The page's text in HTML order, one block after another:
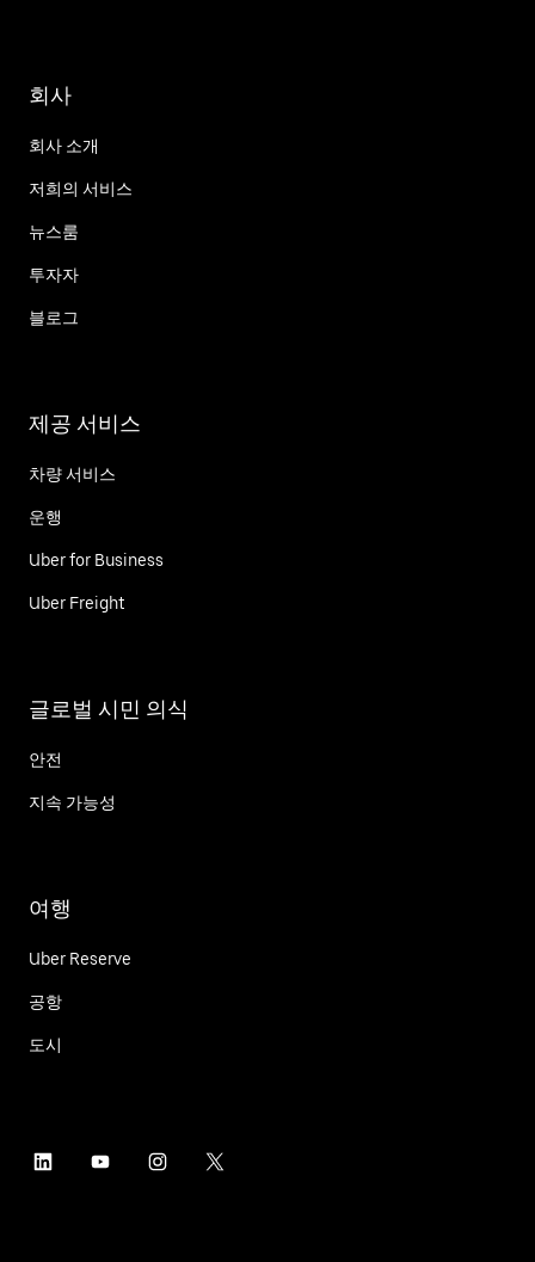
회사
회사 소개
저희의 서비스
뉴스룸
투자자
블로그
제공 서비스
차량 서비스
운행
Uber for Business
Uber Freight
글로벌 시민 의식
안전
지속 가능성
여행
Uber Reserve
공항
도시